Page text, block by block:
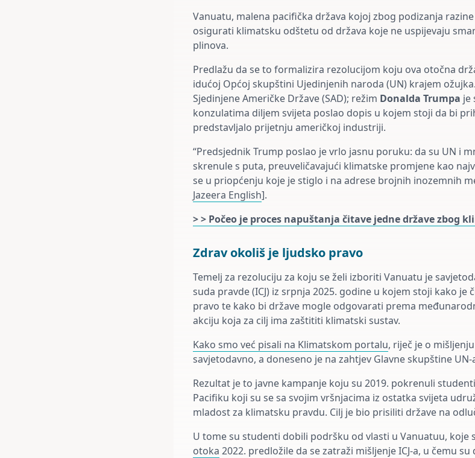
Vanuatu, malena pacifička država kojoj zbog podizanja
osigurati klimatsku odštetu od država koje ne uspijevaju
plinova.
Predlažu da se to formalizira rezolucijom koju ova otočna
idućoj Općoj skupštini Ujedinjenih naroda (UN) krajem
Sjedinjene Američke Države (SAD); režim Donalda Trumpa je
konzulatima diljem svijeta poslao dopis u kojem stoji da bi
predstavljalo prijetnju američkoj industriji.
“Predsjednik Trump poslao je vrlo jasnu poruku: da su UN i
skrenule s puta, preuveličavajući klimatske promjene kao
se u priopćenju koje je stiglo i na adrese brojnih inozemnih
Jazeera English].
> > Počeo je proces napuštanja čitave jedne države zbog
Zdrav okoliš je ljudsko pravo
Temelj za rezoluciju za koju se želi izboriti Vanuatu je
suda pravde (ICJ) iz srpnja 2025. godine u kojem stoji kako je
pravo te kako bi države mogle odgovarati prema
akciju koja za cilj ima zaštititi klimatski sustav.
Kako smo već pisali na Klimatskom portalu, riječ je o
savjetodavno, a doneseno je na zahtjev Glavne skupštine UN-
Rezultat je to javne kampanje koju su 2019. pokrenuli
Pacifiku koji su se sa svojim vršnjacima iz ostatka svijeta
mladost za klimatsku pravdu. Cilj je bio prisiliti države na
U tome su studenti dobili podršku od vlasti u Vanuatuu, koje
otoka 2022. predložile da se zatraži mišljenje ICJ-a, u čemu